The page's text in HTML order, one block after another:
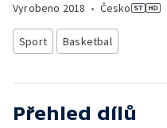
Vyrobeno 2018 • Česko
Sport Basketbal
Přehled dílů